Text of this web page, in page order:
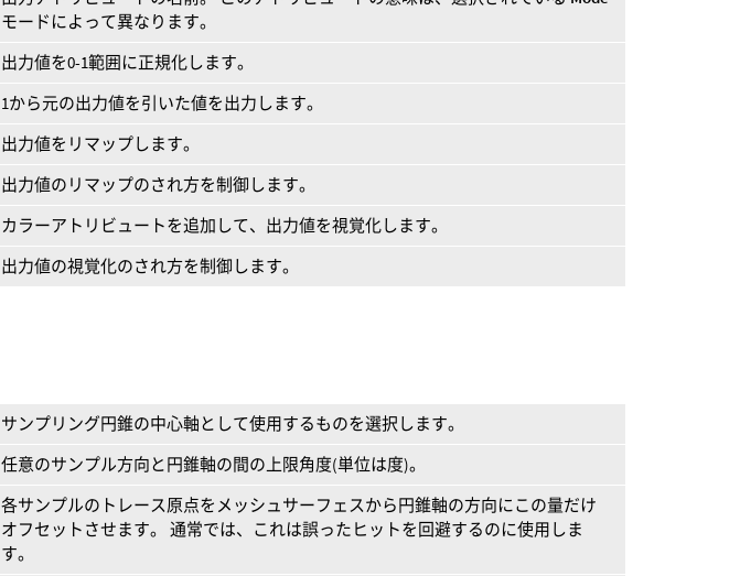
モードによって異なります。
出力値を0-1範囲に正規化します。
1から元の出力値を引いた値を出力します。
出力値をリマップします。
出力値のリマップのされ方を制御します。
カラーアトリビュートを追加して、出力値を視覚化します。
出力値の視覚化のされ方を制御します。
サンプリング円錐の中心軸として使用するものを選択します。
任意のサンプル方向と円錐軸の間の上限角度(単位は度)。
各サンプルのトレース原点をメッシュサーフェスから円錐軸の方向にこの量だけ
オフセットさせます。 通常では、これは誤ったヒットを回避するのに使用しま
す。